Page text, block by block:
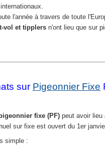
l'année à travers de toute
vol et tipplers n'ont lieu que sur
sur Pigeonnier Fixe
fixe (PF)peut avoir lieu
sur fixe est ouvert du 1er
simple :